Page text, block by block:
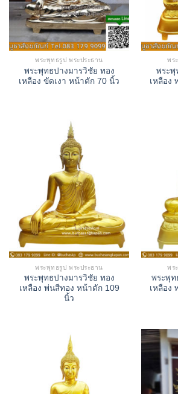
พระพุทธรูป พระประธาน
พระพุทธปางมารวิชัย ทอง
เหลือง ขัดเงา หน้าตัก 70 นิ้ว
พร
พระพุ
เหลือง
พระพุทธรูป พระประธาน
พระพุทธปางมารวิชัย ทอง
เหลือง พ่นสีทอง หน้าตัก 109
นิ้ว
พร
พระพุท
เหลือง